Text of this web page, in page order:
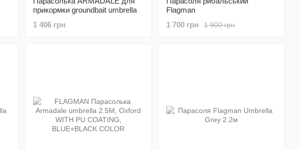
прикормки groundbait umbrella
1 406 грн
Flagman
1 900 грн
1 700 грн